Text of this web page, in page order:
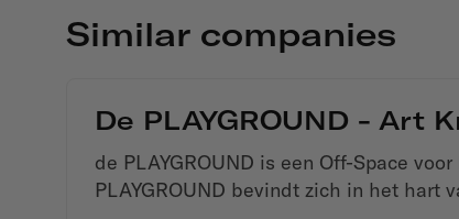
Similar companies
De PLAYGROUND - Art
de PLAYGROUND is een Off-Space
PLAYGROUND bevindt zich in het hart